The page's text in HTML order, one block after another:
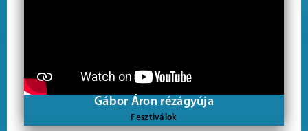
Gábor Áron rézágyúja
Fesztiválok